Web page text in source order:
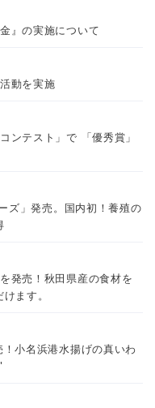
』の実施について
動を実施
ンテスト」で 「優秀賞」
ズ」発売。国内初！養殖の
発売！秋田県産の食材を
ます。
！小名浜港水揚げの真いわ